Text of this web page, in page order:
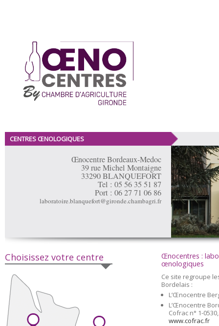
CENTRES ŒNOLOGIQUES
Œnocentre Bergerac – Duras
257 voie Valleton Neveu
Pôle Viticole – ZA Vallade Sud
24 100 BERGERAC
Tel : 05 53 63 57 58
bergeracduras@oenocentres.com
Œnocentre Bordeaux-Medoc
39 rue Michel Montaigne
33290 BLANQUEFORT
Tel : 05 56 35 51 87
Port : 06 27 71 06 86
laboratoire.blanquefort@gironde.chambagri.fr
Œnocentre Soussac
11, le bourg
33790 SOUSSAC
Tél: 05 56 61 50 30
soussac@oenocentres.com
Choisissez votre centre
Œnocentres :
œnologiques
Ce site regroupe
Bordelais :
L’Œnocentre
L’Œnocentre
Cofrac n° 1-
www.cofrac.fr